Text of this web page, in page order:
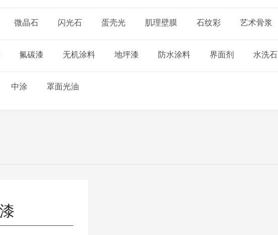
微晶石 闪光石 蛋壳光 肌理壁膜 石纹彩 艺术骨浆
氟碳漆 无机涂料 地坪漆 防水涂料 界面剂 水洗石
中涂 罩面光油